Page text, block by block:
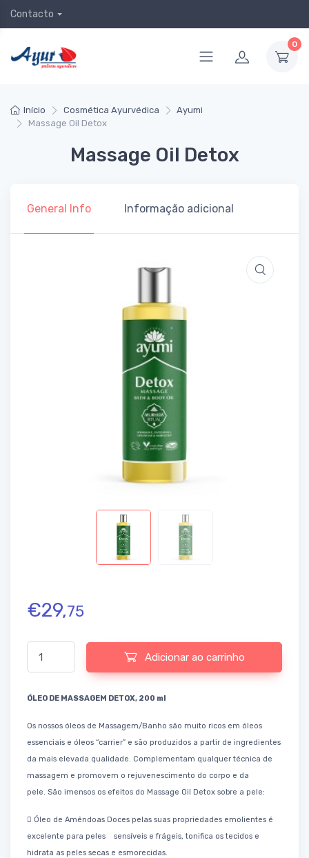
Contacto
0
Início Cosmética Ayurvédica
Ayumi
Massage Oil Detox
Massage Oil Detox
General Info Informação adicional
€29,75
Quantidade de Massage Oil Detox
Adicionar ao carrinho
ÓLEO DE MASSAGEM DETOX, 200 ml
Os nossos óleos de Massagem/Banho são muito ricos em óleos
essenciais e óleos “carrier” e são produzidos a partir de ingredientes
da mais elevada qualidade. Complementam qualquer técnica de
massagem e promovem o rejuvenescimento do corpo e da
pele. São imensos os efeitos do Massage Oil Detox sobre a pele:
 Óleo de Amêndoas Doces pelas suas propriedades emolientes é
excelente para peles sensíveis e frágeis,tonifica os tecidos e
hidrata as peles secas e esmorecidas.